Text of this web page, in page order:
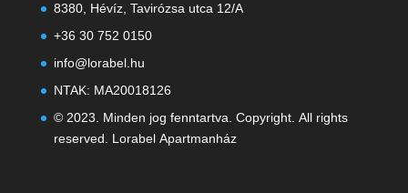
8380, Hévíz, Tavirózsa utca 12/A
+36 30 752 0150
info@lorabel.hu
NTAK: MA20018126
© 2023. Minden jog fenntartva. Copyright. All rights
reserved. Lorabel Apartmanház